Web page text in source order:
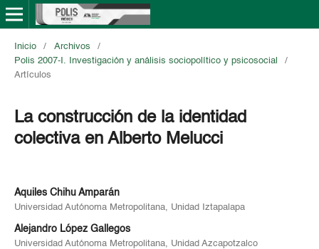
Inicio / Archivos
/
Polis 2007-I. Investigación y análisis sociopolítico y psicosocial
/
Artículos
La construcción de la identidad
colectiva en Alberto Melucci
Aquiles Chihu Amparán
Universidad Autónoma Metropolitana, Unidad Iztapalapa
Alejandro López Gallegos
Universidad Autónoma Metropolitana, Unidad Azcapotzalco